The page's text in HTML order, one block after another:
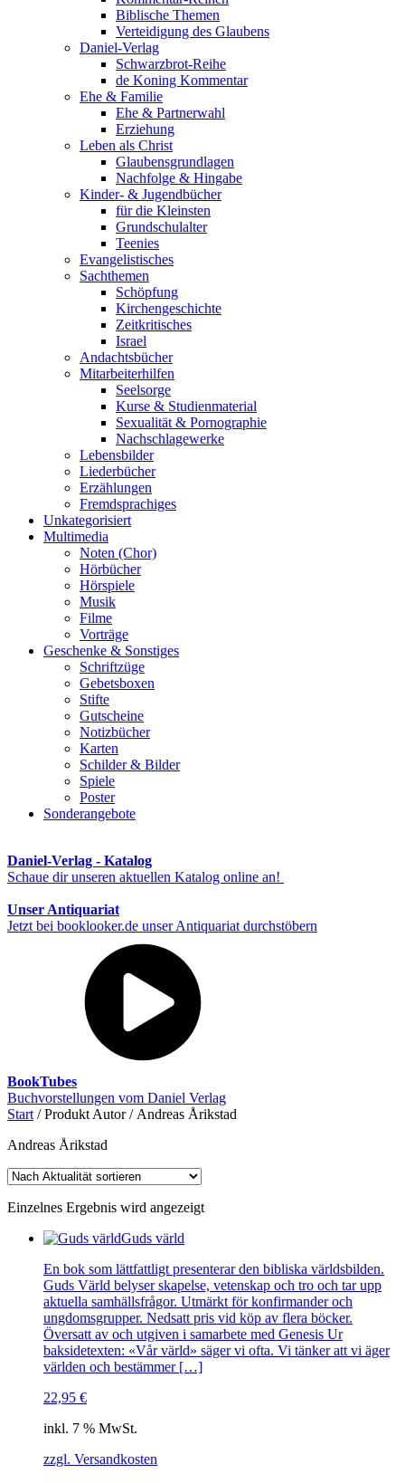
Biblische Themen
Verteidigung des Glaubens
Daniel-Verlag
Schwarzbrot-Reihe
de Koning Kommentar
Ehe & Familie
Ehe & Partnerwahl
Erziehung
Leben als Christ
Glaubensgrundlagen
Nachfolge & Hingabe
Kinder- & Jugendbücher
für die Kleinsten
Grundschulalter
Teenies
Evangelistisches
Sachthemen
Schöpfung
Kirchengeschichte
Zeitkritisches
Israel
Andachtsbücher
Mitarbeiterhilfen
Seelsorge
Kurse & Studienmaterial
Sexualität & Pornographie
Nachschlagewerke
Lebensbilder
Liederbücher
Erzählungen
Fremdsprachiges
Unkategorisiert
Multimedia
Noten (Chor)
Hörbücher
Hörspiele
Musik
Filme
Vorträge
Geschenke & Sonstiges
Schriftzüge
Gebetsboxen
Stifte
Gutscheine
Notizbücher
Karten
Schilder & Bilder
Spiele
Poster
Sonderangebote
Daniel-Verlag - Katalog
Schaue dir unseren aktuellen Katalog online an!
Unser Antiquariat
Jetzt bei booklooker.de unser Antiquariat durchstöbern
BookTubes
Buchvorstellungen vom Daniel Verlag
Start / Produkt Autor / Andreas Årikstad
Andreas Årikstad
Einzelnes Ergebnis wird angezeigt
Guds värld
En bok som lättfattligt presenterar den bibliska världsbilden.
Guds Värld belyser skapelse, vetenskap och tro och tar upp
aktuella samhällsfrågor. Utmärkt för konfirmander och
ungdomsgrupper. Nedsatt pris vid köp av flera böcker.
Översatt av och utgiven i samarbete med Genesis Ur
baksidetexten: «Vår värld» säger vi ofta. Vi tänker att vi äger
världen och bestämmer […]
22,95 €
inkl. 7 % MwSt.
zzgl. Versandkosten